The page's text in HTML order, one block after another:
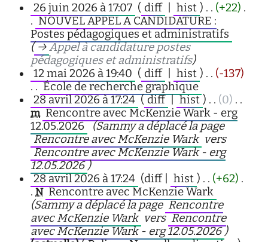
26 juin 2026 à 17:07 ( diff hist ) . . (+22) .
. NOUVEL APPEL A CANDIDATURE :
Postes pédagogiques et administratifs
( → Appel à candidature postes
pédagogiques et administratifs)
12 mai 2026 à 19:40 ( diff hist ) . . (-137)
. . École de recherche graphique
28 avril 2026 à 17:24 ( diff hist ) . . (0) . .
m Rencontre avec McKenzie Wark - erg
12.05.2026
(Sammy a déplacé la page
Rencontre avec McKenzie Wark vers
Rencontre avec McKenzie Wark - erg
12.05.2026 )
28 avril 2026 à 17:24 (diff | hist ) . . (+62) .
. N Rencontre avec McKenzie Wark
(Sammy a déplacé la page Rencontre
avec McKenzie Wark vers Rencontre
avec McKenzie Wark - erg 12.05.2026 )